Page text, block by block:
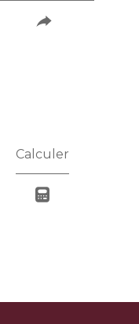
Calculer